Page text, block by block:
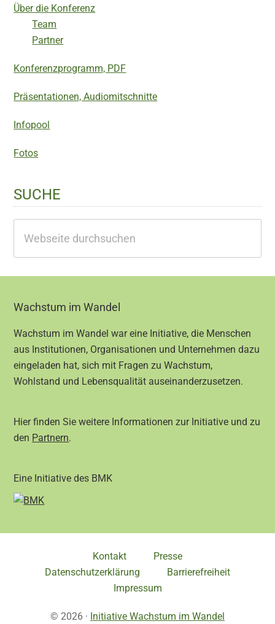
Über die Konferenz
Team
Partner
Konferenzprogramm, PDF
Präsentationen, Audiomitschnitte
Infopool
Fotos
SUCHE
durchsuchen
Footer
Wachstum im Wandel
Wachstum im Wandel war eine Initiative, die Menschen
aus Institutionen, Organisationen und Unternehmen dazu
eingeladen hat, sich mit Fragen zu Wachstum,
Wohlstand und Lebensqualität auseinanderzusetzen.
Hier finden Sie weitere Informationen zur Initiative und zu
den Partnern.
Eine Initiative des BMK
Kontakt
Presse
Datenschutzerklärung
Barrierefreiheit
Impressum
© 2026 · Initiative Wachstum im Wandel